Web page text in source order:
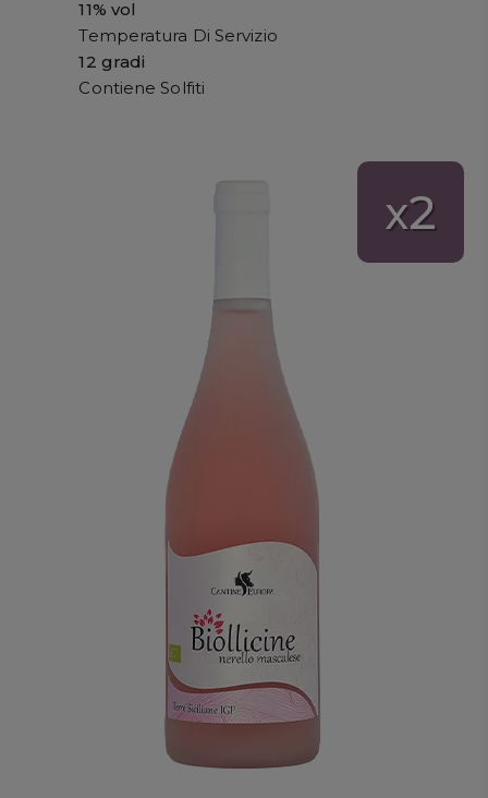
11% vol
Temperatura Di Servizio
12 gradi
Contiene Solfiti
x2